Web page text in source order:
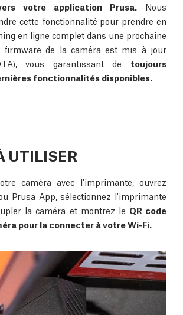
votre application Prusa. Nous
cette fonctionnalité pour prendre en
en ligne complet dans une prochaine
firmware de la caméra est mis à jour
vous garantissant de toujours
fonctionnalités disponibles.
UTILISER
caméra avec l'imprimante, ouvrez
Prusa App, sélectionnez l'imprimante
la caméra et montrez le QR code
pour la connecter à votre Wi-Fi.